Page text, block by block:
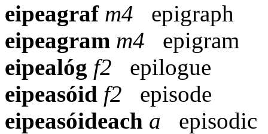
eipeagraf m4
epigraph
eipeagram m4
epigram
eipealóg f2
epilogue
eipeasóid f2
episode
eipeasóideach a
episodic